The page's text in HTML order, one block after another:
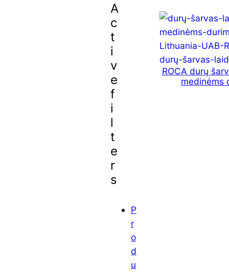
A
c
t
i
v
e
f
i
l
t
e
r
s
P
r
o
d
u
ROCA durų
medinėms